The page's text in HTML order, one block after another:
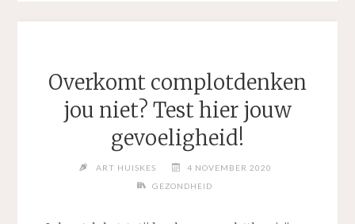
Overkomt complotdenken
jou niet? Test hier jouw
gevoeligheid!
ART HUISKES
4 NOVEMBER 2020
GEZONDHEID